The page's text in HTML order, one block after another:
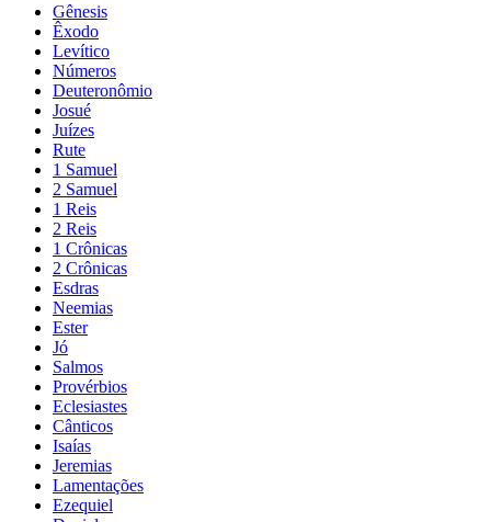
Gênesis
Êxodo
Levítico
Números
Deuteronômio
Josué
Juízes
Rute
1 Samuel
2 Samuel
1 Reis
2 Reis
1 Crônicas
2 Crônicas
Esdras
Neemias
Ester
Jó
Salmos
Provérbios
Eclesiastes
Cânticos
Isaías
Jeremias
Lamentações
Ezequiel